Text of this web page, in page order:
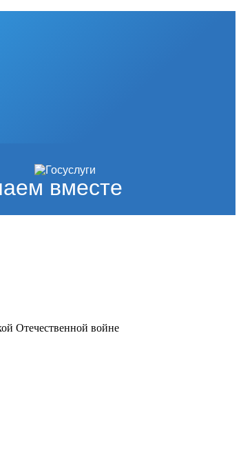
вместе
Отечественной войне